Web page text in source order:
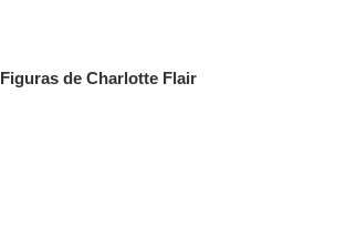
Figuras de Charlotte Flair